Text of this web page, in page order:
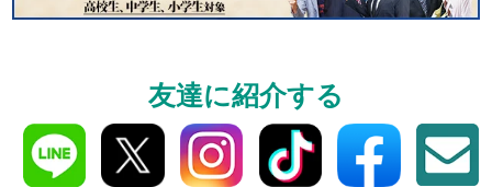
大学入試偏差値ランキング 現役合格
お知らせ・イベント
友達に紹介する